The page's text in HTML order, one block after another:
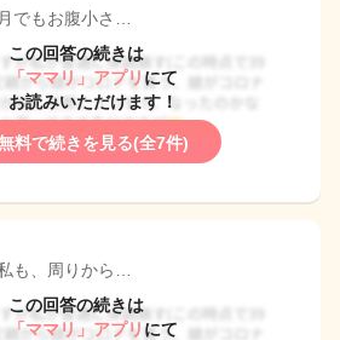
でもお腹小さ…
この回答の続きは
「ママリ」アプリ にて
お読みいただけます！
料で続きを見る(全7件)
も、周りから…
この回答の続きは
「ママリ」アプリ にて